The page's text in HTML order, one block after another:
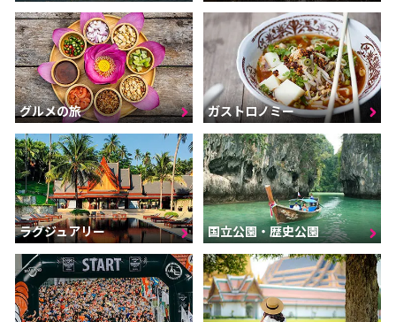
グルメの旅 ガストロノミー
ラグジュアリー 国立公園・歴史公園